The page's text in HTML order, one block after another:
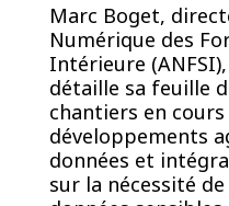
Marc Boget,
Numérique des
Intérieure
détaille sa feuille
chantiers en
développements
données et
sur la nécessité